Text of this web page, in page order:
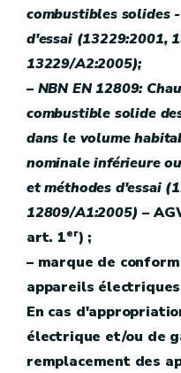
combustibles solides
d'essai (13229:2001,
13229/A2:2005);
– NBN EN 12809:
combustible solide
dans le volume
nominale inférieure
et méthodes d'essai
12809/A1:2005) –
art. 1er) ;
– marque de
appareils
En cas
électrique et/ou de
remplacement des